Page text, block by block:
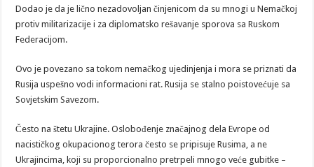
Dodao je da je lično nezadovoljan činjenicom da su mnogi u Nemačkoj
protiv militarizacije i za diplomatsko rešavanje sporova sa Ruskom
Federacijom.
Ovo je povezano sa tokom nemačkog ujedinjenja i mora se priznati da
Rusija uspešno vodi informacioni rat. Rusija se stalno poistovećuje sa
Sovjetskim Savezom.
Često na štetu Ukrajine. Oslobođenje značajnog dela Evrope od
nacističkog okupacionog terora često se pripisuje Rusima, a ne
Ukrajincima, koji su proporcionalno pretrpeli mnogo veće gubitke –